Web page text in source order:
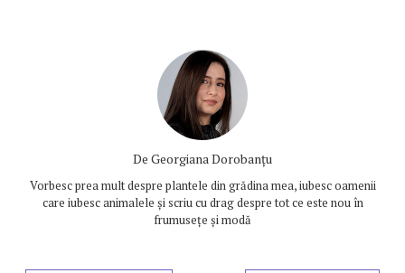
De Georgiana Dorobanțu
Vorbesc prea mult despre plantele din grădina mea, iubesc oamenii
care iubesc animalele și scriu cu drag despre tot ce este nou în
frumusețe și modă